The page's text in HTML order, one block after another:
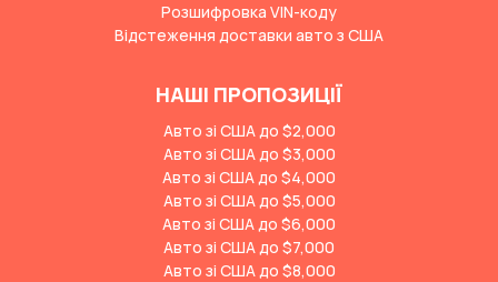
Розшифровка VIN-коду
Відстеження доставки авто з США
НАШІ ПРОПОЗИЦІЇ
Авто зі США до $2,000
Авто зі США до $3,000
Авто зі США до $4,000
Авто зі США до $5,000
Авто зі США до $6,000
Авто зі США до $7,000
Авто зі США до $8,000